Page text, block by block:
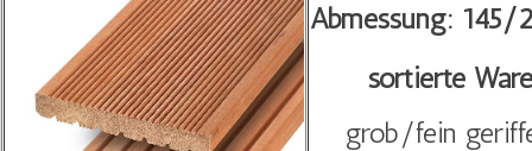
Abmessung: 145/
sortierte Ware
grob/fein